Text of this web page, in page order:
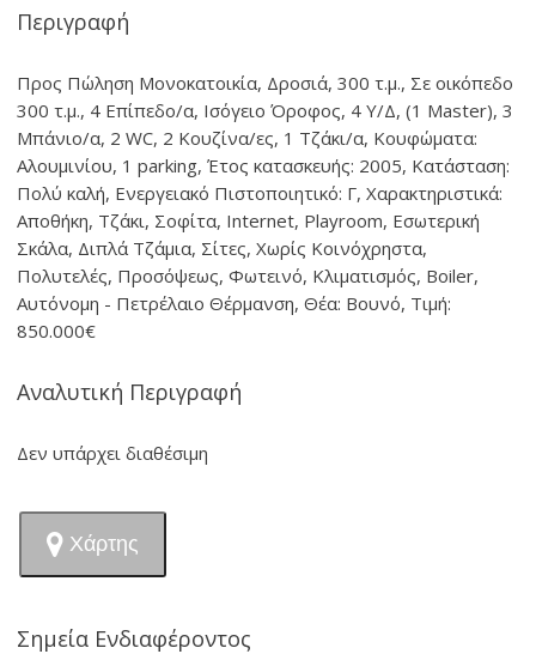
Περιγραφή
Προς Πώληση Μονοκατοικία, Δροσιά, 300 τ.μ., Σε οικόπεδο
300 τ.μ., 4 Επίπεδο/α, Ισόγειο Όροφος, 4 Υ/Δ, (1 Master), 3
Μπάνιο/α, 2 WC, 2 Κουζίνα/ες, 1 Τζάκι/α, Kουφώματα:
Αλουμινίου, 1 parking, Έτος κατασκευής: 2005, Κατάσταση:
Πολύ καλή, Ενεργειακό Πιστοποιητικό: Γ, Χαρακτηριστικά:
Αποθήκη, Τζάκι, Σοφίτα, Internet, Playroom, Εσωτερική
Σκάλα, Διπλά Τζάμια, Σίτες, Χωρίς Κοινόχρηστα,
Πολυτελές, Προσόψεως, Φωτεινό, Κλιματισμός, Boiler,
Αυτόνομη - Πετρέλαιο Θέρμανση, Θέα: Βουνό, Τιμή:
850.000€
Αναλυτική Περιγραφή
Δεν υπάρχει διαθέσιμη
Χάρτης
Σημεία Ενδιαφέροντος